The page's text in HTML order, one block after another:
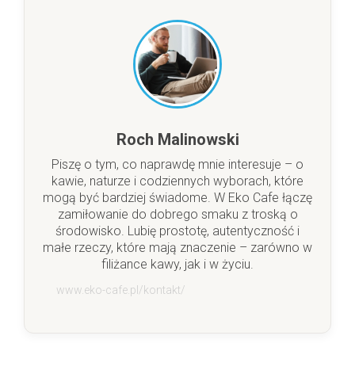
Roch Malinowski
Piszę o tym, co naprawdę mnie interesuje – o
kawie, naturze i codziennych wyborach, które
mogą być bardziej świadome. W Eko Cafe łączę
zamiłowanie do dobrego smaku z troską o
środowisko. Lubię prostotę, autentyczność i
małe rzeczy, które mają znaczenie – zarówno w
filiżance kawy, jak i w życiu.
www.eko-cafe.pl/kontakt/